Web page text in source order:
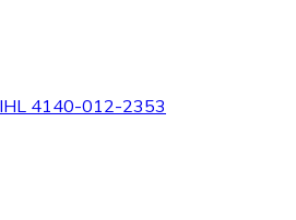
4140-012-2353